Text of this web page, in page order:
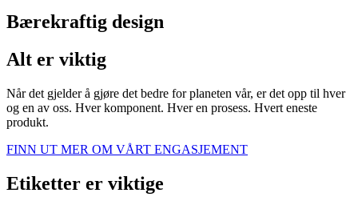
Bærekraftig design
Alt er viktig
Når det gjelder å gjøre det bedre for planeten vår, er det opp til hver
og en av oss. Hver komponent. Hver en prosess. Hvert eneste
produkt.
FINN UT MER OM VÅRT ENGASJEMENT
Etiketter er viktige